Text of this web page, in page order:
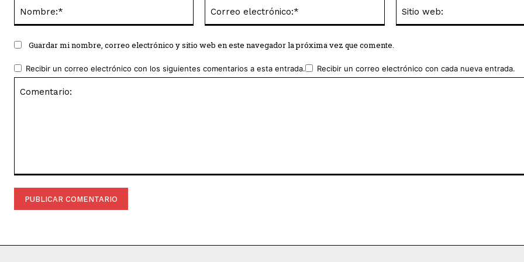
electrónico:*
Guardar mi nombre, correo electrónico y sitio web en este navegador la próxima vez que comente.
Recibir un correo electrónico con los siguientes comentarios a esta entrada. Recibir un correo electrónico con cada nueva entrada.